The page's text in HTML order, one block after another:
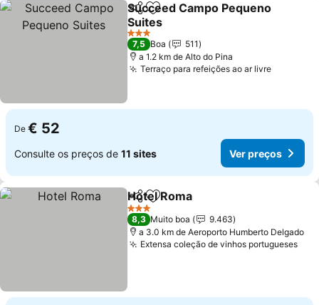
PartilharAdicionar aos favoritos
Succeed Campo Pequeno
Suites
3 Estrelas
7,5 Boa
511
a 1.2 km de Alto do Pina
Terraço para refeições ao ar livre
De € 52
Consulte os preços de 11 sites Ver preços
PartilharAdicionar aos favoritos
Hotel Roma
3 Estrelas
8,3 Muito boa
9.463
a 3.0 km de Aeroporto Humberto Delgado
Extensa coleção de vinhos portugueses